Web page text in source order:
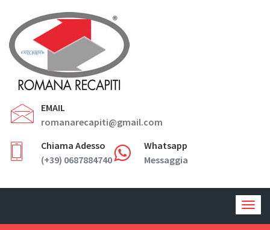
EMAIL
romanarecapiti@gmail.com
Chiama Adesso
(+39) 0687884740
Whatsapp
Messaggia